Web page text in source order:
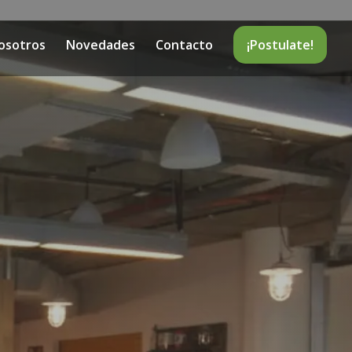
Novedades Contacto ¡Postulate!